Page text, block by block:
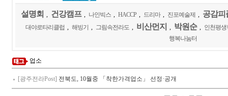
설명회 건강캠프 나인빅스 HACCP 드리마 진포예술제 공감피
대야로타리클럽 해빙기 그림속전라도 비산먼지 박원순
인천평생
행복나눔터
업소
[광주전라Post] 전북도, 10월중 「착한가격업소」 선정·공개